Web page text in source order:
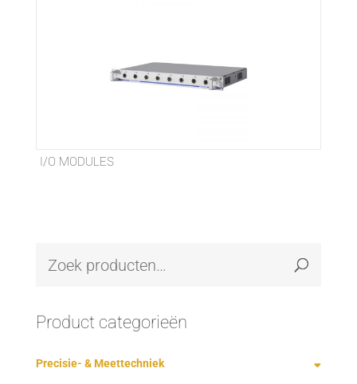
I/O MODULES
Product categorieën
Precisie- & Meettechniek